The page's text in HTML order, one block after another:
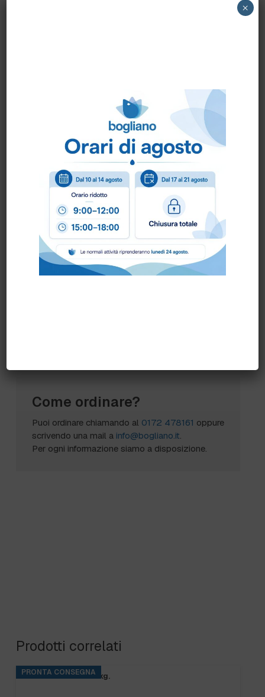
Modalità di utilizzo
Per uso manuale e/o lavasciuga. Distribuire la
soluzione sulla superficie, lasciare agire e
risciacquare in caso di residuo. In caso di
sporco ostinato valutare diluizioni superiori.
Per azione anticalcare straordinaria, pulizia di
fondo e disincrostazione lavastoviglie
utilizzare DESCALER PLUS puro.
Come ordinare?
Puoi ordinare chiamando al 0172 478161 oppure
scrivendo una mail a info@bogliano.it.
Per ogni informazione siamo a disposizione.
Prodotti correlati
PRONTA CONSEGNA
BASE RINS S2 ta.5 kg.
×